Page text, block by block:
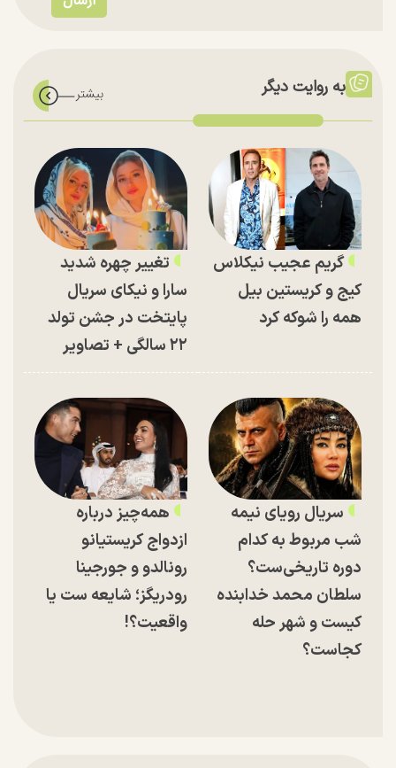
به روایت دیگر
گریم عجیب نیکلاس
کیج و کریستین بیل
همه را شوکه کرد
تغییر چهره شدید
سارا و نیکای سریال
پایتخت در جشن تولد
۲۲ سالگی + تصاویر
سریال رویای نیمه
شب مربوط به کدام
دوره تاریخی‌ست؟
سلطان محمد خدابنده
کیست و شهر حله
کجاست؟
همه‌چیز درباره
ازدواج کریستیانو
رونالدو و جورجینا
رودریگز؛ شایعه ست یا
واقعیت؟!